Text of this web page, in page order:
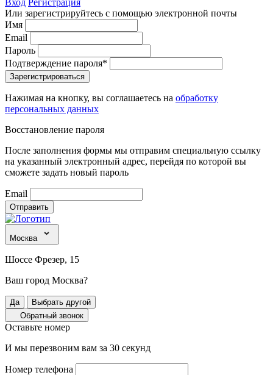
Вход Регистрация
Или зарегистрируйтесь с помощью электронной почты
Имя
Email
Пароль
Подтверждение пароля*
Зарегистрироваться
Нажимая на кнопку, вы соглашаетесь на обработку
персональных данных
Восстановление пароля
После заполнения формы мы отправим специальную ссылку
на указанный электронный адрес, перейдя по которой вы
сможете задать новый пароль
Email
Отправить
Москва
Шоссе Фрезер, 15
Ваш город Москва?
Да
Выбрать другой
Обратный звонок
Оставьте номер
И мы перезвоним вам за 30 секунд
Номер телефона